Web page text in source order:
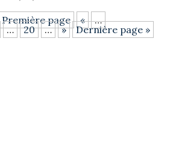
Première page «
…
… 20 … » Dernière page »